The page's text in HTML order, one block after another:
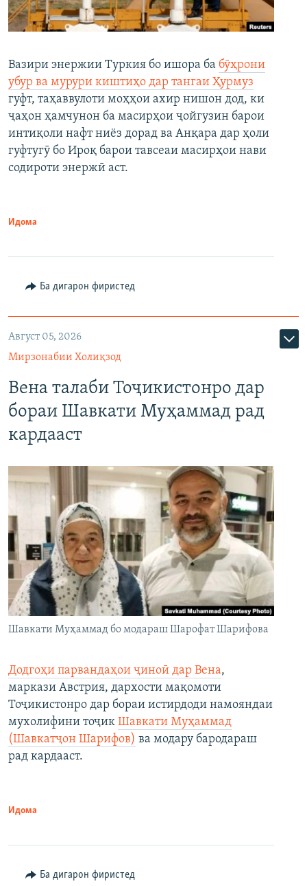
Вазири энержии Туркия бо ишора ба бӯҳрони
убур ва мурури киштиҳо дар тангаи Ҳурмуз
гуфт, таҳаввулоти моҳҳои ахир нишон дод, ки
ҷаҳон ҳамчунон ба масирҳои ҷойгузин барои
интиқоли нафт ниёз дорад ва Анқара дар ҳоли
гуфтугӯ бо Ироқ барои тавсеаи масирҳои нави
содироти энержӣ аст.
Идома
Ба дигарон фиристед
Август 05, 2026
Мирзонабии Холиқзод
Вена талаби Тоҷикистонро дар
бораи Шавкати Муҳаммад рад
кардааст
Шавкати Муҳаммад бо модараш Шарофат Шарифова
Додгоҳи парвандаҳои ҷиноӣ дар Вена,
маркази Австрия, дархости мақомоти
Тоҷикистонро дар бораи истирдоди намояндаи
мухолифини тоҷик Шавкати Муҳаммад
(Шавкатҷон Шарифов) ва модару бародараш
рад кардааст.
Идома
Ба дигарон фиристед